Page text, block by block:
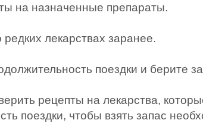
на назначенные препараты.
редких лекарствах заранее.
поездки и берите
рецепты на лекарства,
поездки, чтобы взять запас